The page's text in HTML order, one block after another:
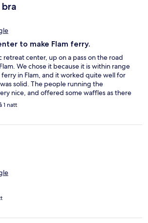
to make Flam ferry.
retreat center, up on a pass on the road
We chose it because it is within range
in Flam, and it worked quite well for
solid. The people running the
nice, and offered some waffles as there
to catch dinner at the time of night we got
the location.
1 natt